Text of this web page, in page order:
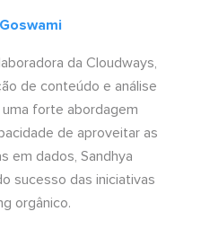
da Cloudways,
de conteúdo e análise
forte abordagem
de aproveitar as
em dados, Sandhya
sucesso das iniciativas
orgânico.